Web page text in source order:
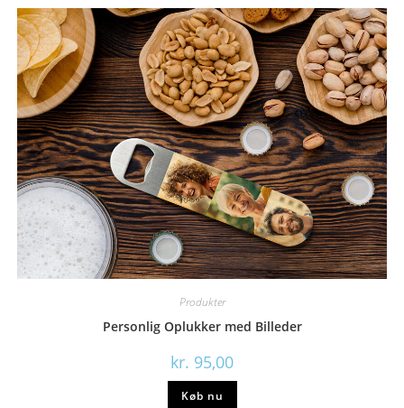
Produkter
Personlig Oplukker med Billeder
kr. 95,00
Køb nu